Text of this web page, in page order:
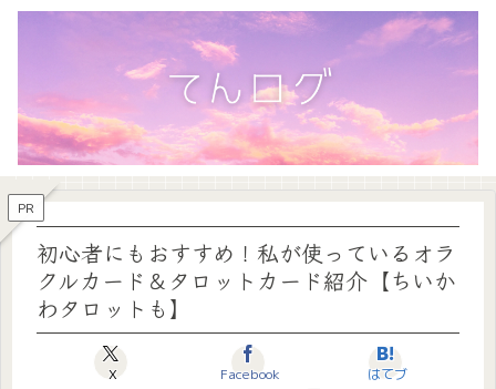
PR
初心者にもおすすめ！私が使っているオラ
クルカード＆タロットカード紹介【ちいか
わタロットも】
X Facebook はてブ